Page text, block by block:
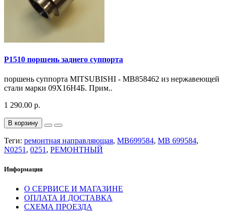
P1510 поршень заднего суппорта
поршень суппорта MITSUBISHI - MB858462 из нержавеющей
стали марки 09Х16Н4Б. Прим..
1 290.00 р.
В корзину
Теги: ремонтная направляющая, MB699584, MB 699584,
N0251 , 0251 , РЕМОНТНЫЙ
Информация
О СЕРВИСЕ И МАГАЗИНЕ
ОПЛАТА И ДОСТАВКА
СХЕМА ПРОЕЗДА